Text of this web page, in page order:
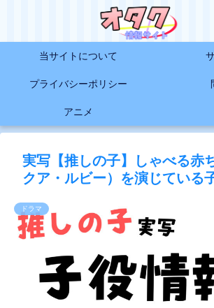
当サイトについて
プライバシーポリシー
アニメ
実写【推しの子】しゃべる赤
クア・ルビー）を演じている
ドラマ